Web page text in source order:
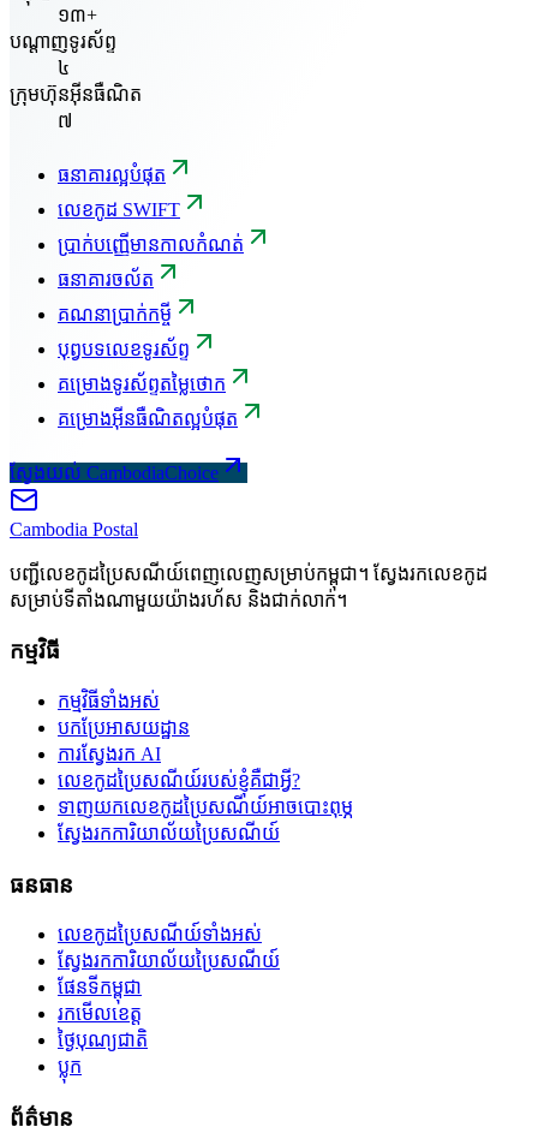
១៣+
បណ្តាញទូរស័ព្ទ
៤
ក្រុមហ៊ុនអ៊ីនធឺណិត
៧
ធនាគារល្អបំផុត
លេខកូដ SWIFT
ប្រាក់បញ្ញើមានកាលកំណត់
ធនាគារចល័ត
គណនាប្រាក់កម្ចី
បុព្វបទលេខទូរស័ព្ទ
គម្រោងទូរស័ព្ទតម្លៃថោក
គម្រោងអ៊ីនធឺណិតល្អបំផុត
ស្វែងយល់ CambodiaChoice
Cambodia Postal
បញ្ជីលេខកូដប្រៃសណីយ៍ពេញលេញសម្រាប់កម្ពុជា។ ស្វែងរកលេខកូដ
សម្រាប់ទីតាំងណាមួយយ៉ាងរហ័ស និងជាក់លាក់។
កម្មវិធី
កម្មវិធីទាំងអស់
បកប្រែអាសយដ្ឋាន
ការស្វែងរក AI
លេខកូដប្រៃសណីយ៍របស់ខ្ញុំគឺជាអ្វី?
ទាញយកលេខកូដប្រៃសណីយ៍អាចបោះពុម្ភ
ស្វែងរកការិយាល័យប្រៃសណីយ៍
ធនធាន
លេខកូដប្រៃសណីយ៍ទាំងអស់
ស្វែងរកការិយាល័យប្រៃសណីយ៍
ផែនទីកម្ពុជា
រកមើលខេត្ត
ថ្ងៃបុណ្យជាតិ
ប្លុក
ព័ត៌មាន